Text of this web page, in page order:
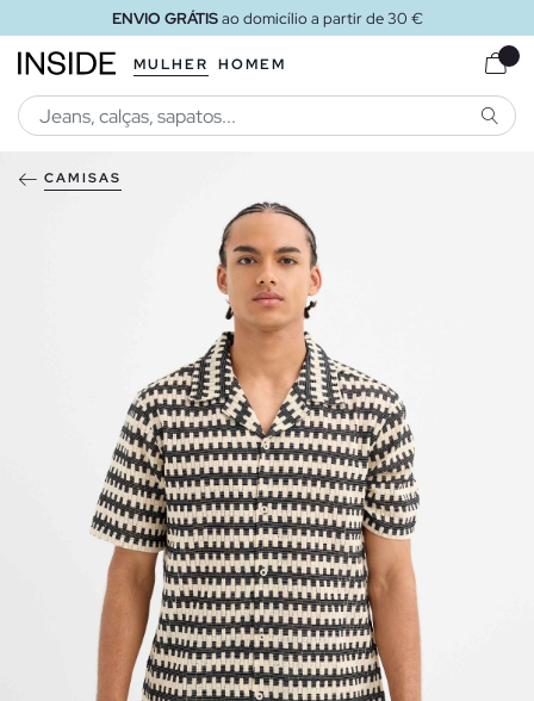
ENVIO GRÁTISao domicílio a partir de 30 €
MULHER HOMEM
CAMISAS